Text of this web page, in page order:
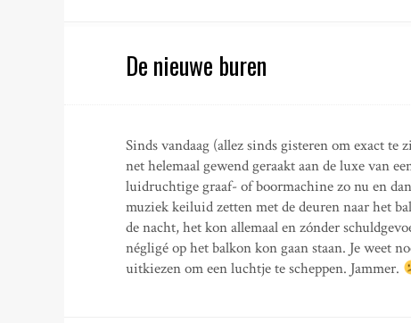
De nieuwe buren
Sinds vandaag (allez sinds gisteren om exact
net helemaal gewend geraakt aan de luxe van
luidruchtige graaf- of boormachine zo nu en
muziek keiluid zetten met de deuren naar het
de nacht, het kon allemaal en zónder
négligé op het balkon kon gaan staan. Je weet
uitkiezen om een luchtje te scheppen. Jammer.